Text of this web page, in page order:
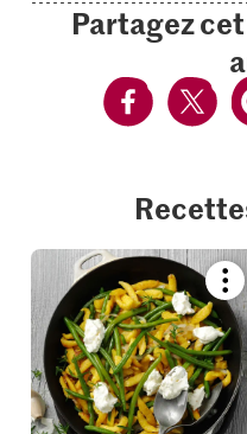
Partagez
or
it
to